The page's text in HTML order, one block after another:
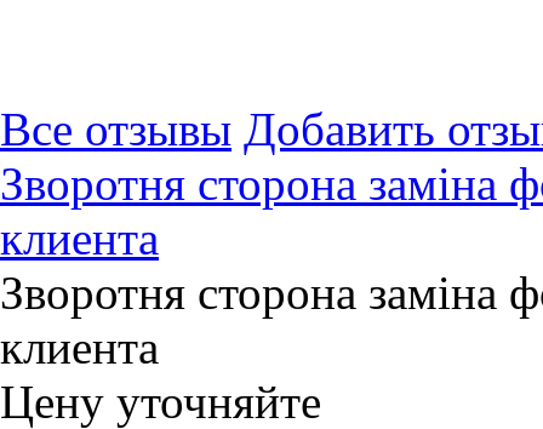
Все отзывы Добавить
Зворотня сторона заміна
клиента
Зворотня сторона заміна
клиента
Цену уточняйте